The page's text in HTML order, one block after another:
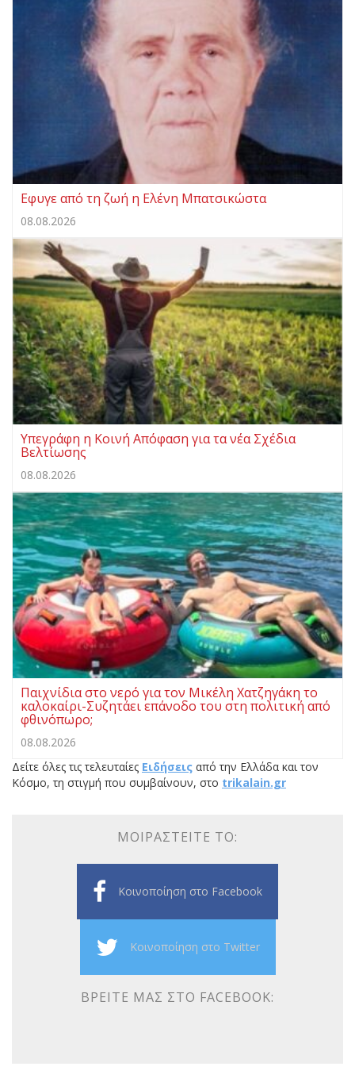
Eφυγε από τη ζωή η Ελένη Μπατσικώστα
08.08.2026
Υπεγράφη η Κοινή Απόφαση για τα νέα Σχέδια
Βελτίωσης
08.08.2026
Παιχνίδια στο νερό για τον Μικέλη Χατζηγάκη το
καλοκαίρι-Συζητάει επάνοδο του στη πολιτική από
φθινόπωρο;
08.08.2026
Δείτε όλες τις τελευταίες Ειδήσεις από την Ελλάδα και τον
Κόσμο, τη στιγμή που συμβαίνουν, στο trikalain.gr
ΜΟΙΡΑΣΤΕΊΤΕ ΤΟ:
Κοινοποίηση στο Facebook
Κοινοποίηση στο Twitter
ΒΡΕΊΤΕ ΜΑΣ ΣΤΟ FACEBOOK: